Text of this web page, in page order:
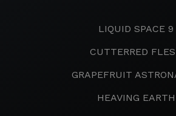
LIQUID SPACE 9
CUTTERRED
GRAPEFRUIT
HEAVING EARTH